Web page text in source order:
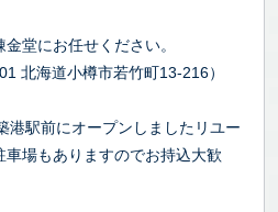
堂にお任せください。
北海道小樽市若竹町13-216）
港駅前にオープンしましたリユー
車場もありますのでお持込大歓